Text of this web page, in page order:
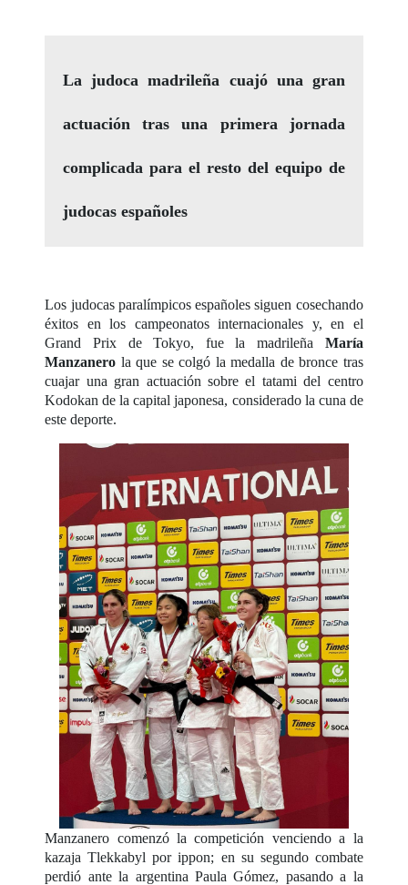
La judoca madrileña cuajó una gran
actuación tras una primera jornada
complicada para el resto del equipo de
judocas españoles
Los judocas paralímpicos españoles siguen cosechando
éxitos en los campeonatos internacionales y, en el
Grand Prix de Tokyo, fue la madrileña María
Manzanero la que se colgó la medalla de bronce tras
cuajar una gran actuación sobre el tatami del centro
Kodokan de la capital japonesa, considerado la cuna de
este deporte.
Manzanero comenzó la competición venciendo a la
kazaja Tlekkabyl por ippon; en su segundo combate
perdió ante la argentina Paula Gómez, pasando a la